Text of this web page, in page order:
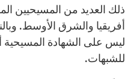
ذلك العديد من المسيحيين
أفريقيا والشرق الأوسط.
ليس على الشهادة
للشبهات.